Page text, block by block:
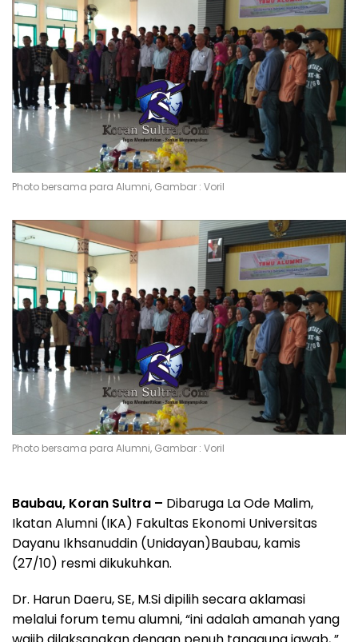
Photo bersama para Alumni, Gambar : Voril
Photo bersama para Alumni, Gambar : Voril
Baubau, Koran Sultra – Dibaruga La Ode Malim,
Ikatan Alumni (IKA) Fakultas Ekonomi Universitas
Dayanu Ikhsanuddin (Unidayan)Baubau, kamis
(27/10) resmi dikukuhkan.
Dr. Harun Daeru, SE, M.Si dipilih secara aklamasi
melalui forum temu alumni, “ini adalah amanah yang